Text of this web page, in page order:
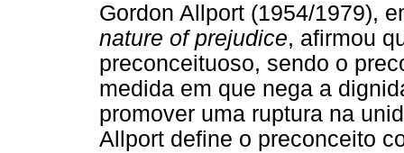
Gordon Allport (1954/1979),
nature of prejudice, afirmou
preconceituoso, sendo o
medida em que nega a
promover uma ruptura na
Allport define o preconceito